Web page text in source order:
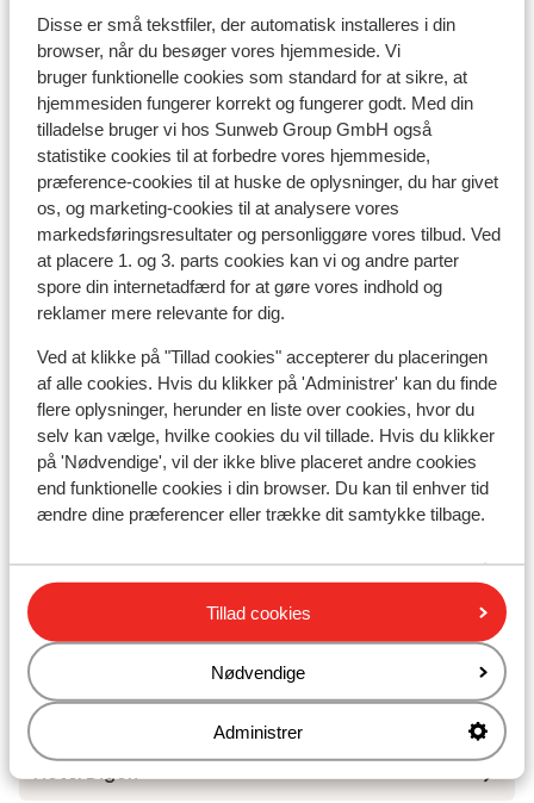
Disse er små tekstfiler, der automatisk installeres i din
browser, når du besøger vores hjemmeside. Vi
bruger funktionelle cookies som standard for at sikre, at
hjemmesiden fungerer korrekt og fungerer godt. Med din
tilladelse bruger vi hos Sunweb Group GmbH også
statistike cookies til at forbedre vores hjemmeside,
præference-cookies til at huske de oplysninger, du har givet
os, og marketing-cookies til at analysere vores
markedsføringsresultater og personliggøre vores tilbud. Ved
at placere 1. og 3. parts cookies kan vi og andre parter
spore din internetadfærd for at gøre vores indhold og
reklamer mere relevante for dig.
Ved at klikke på "Tillad cookies" accepterer du placeringen
af alle cookies. Hvis du klikker på 'Administrer' kan du finde
flere oplysninger, herunder en liste over cookies, hvor du
selv kan vælge, hvilke cookies du vil tillade. Hvis du klikker
på 'Nødvendige', vil der ikke blive placeret andre cookies
end funktionelle cookies i din browser. Du kan til enhver tid
ændre dine præferencer eller trække dit samtykke tilbage.
Tillad cookies
Nødvendige
Administrer
Selva di Val Gardena
Santa Cristina
Andre overnatningssteder i Val
Gardena
Hotel Scherlin
Hotel Ingram
Hotel Pozzamanigoni